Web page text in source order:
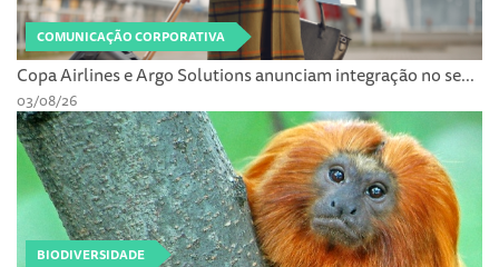
COMUNICAÇÃO CORPORATIVA
Copa Airlines e Argo Solutions anunciam integração no se...
03/08/26
BIODIVERSIDADE